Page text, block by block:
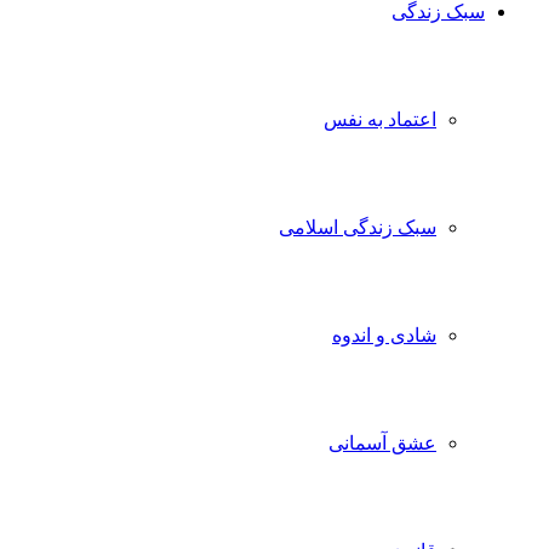
سبک زندگی
اعتماد به نفس
سبک زندگی اسلامی
شادی و اندوه
عشق آسمانی